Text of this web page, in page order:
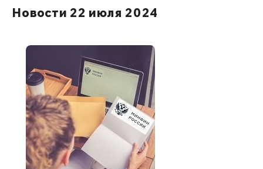
Новости 22 июля 2024